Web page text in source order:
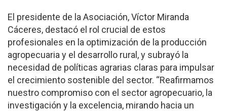
El presidente de la Asociación, Víctor Miranda
Cáceres, destacó el rol crucial de estos
profesionales en la optimización de la producción
agropecuaria y el desarrollo rural, y subrayó la
necesidad de políticas agrarias claras para impulsar
el crecimiento sostenible del sector. “Reafirmamos
nuestro compromiso con el sector agropecuario, la
investigación y la excelencia, mirando hacia un